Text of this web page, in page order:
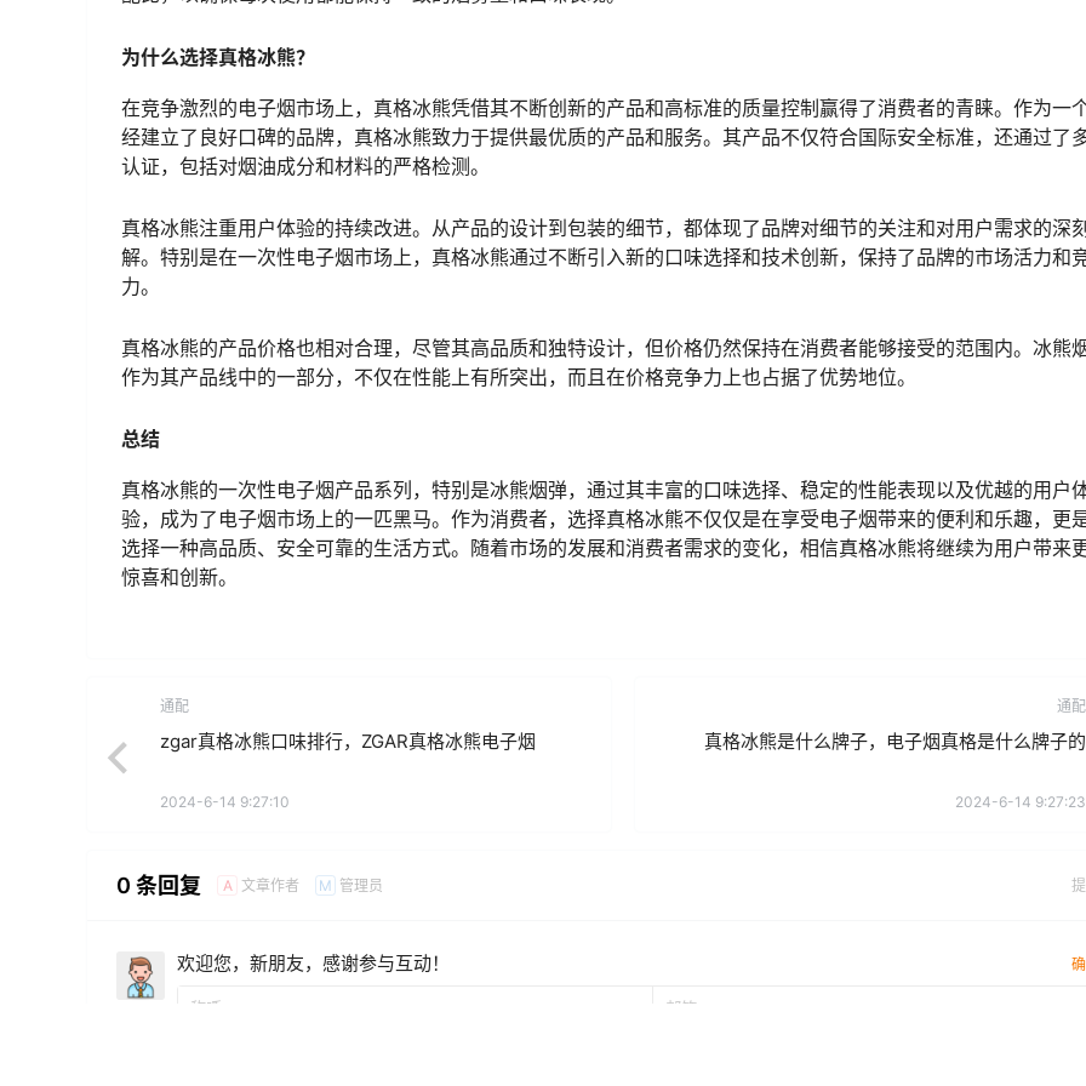
冰熊烟弹的显著特点之一是其丰富的口味选择。真格冰熊针对不同消费者的口味偏好，推出了多达十五种不同的水
口味烟弹。这些口味包括了香芋冰淇淋、龍眼冰、冰青提、冰檸檬、冰水、菠蘿橙子、芭乐、綠豆冰、冰薄荷、
冰淇淋、荔枝、西瓜冰莓果、情人果、芒果冰以及冰咖啡等，每一种口味都经过精心调配，以确保在每次吸烟中
浓郁的果味体验。
除了口味的多样性，冰熊烟弹还以其出色的烟雾产生能力和持久的使用时间而著称。每一颗烟弹的设计都经过严
测试和优化，旨在提供稳定且持久的吸烟体验。这不仅包括了烟弹内部电池的高效能设计，还涉及到烟油配方的
配比，以确保每次使用都能保持一致的烟雾量和口味表现。
为什么选择真格冰熊？
在竞争激烈的电子烟市场上，真格冰熊凭借其不断创新的产品和高标准的质量控制赢得了消费者的青睐。作为一个
认证，包括对烟油成分和材料的严格检测。
真格冰熊注重用户体验的持续改进。从产品的设计到包装的细节，都体现了品牌对细节的关注和对用户需求的深
解。特别是在一次性电子烟市场上，真格冰熊通过不断引入新的口味选择和技术创新，保持了品牌的市场活力和
力。
真格冰熊的一次性电子烟产品系列，特别是冰熊烟弹，通过其丰富的口味选择、稳定的性能表现以及优越的用户体
验，成为了电子烟市场上的一匹黑马。作为消费者，选择真格冰熊不仅仅是在享受电子烟带来的便利和乐趣，更是